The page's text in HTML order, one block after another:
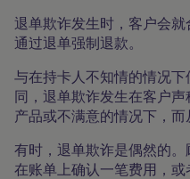
退单欺诈发生时，客户会
通过退单强制退款。
与在持卡人不知情的情况下
同，退单欺诈发生在客户
产品或不满意的情况下，而
有时，退单欺诈是偶然的
在账单上确认一笔费用，